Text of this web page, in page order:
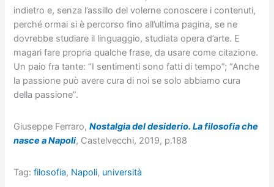
indietro e, senza l’assillo del volerne conoscere i contenuti,
perché ormai si è percorso fino all’ultima pagina, se ne
dovrebbe studiare il linguaggio, studiata opera d’arte. E
magari fare propria qualche frase, da usare come citazione.
Un paio fra tante: “I sentimenti sono fatti di tempo”; “Anche
la passione può avere cura di noi se solo abbiamo cura
della passione”.
Giuseppe Ferraro,Nostalgia del desiderio. La filosofia che
nasce a Napoli, Castelvecchi, 2019, p.188
Tag:filosofia, Napoli, università